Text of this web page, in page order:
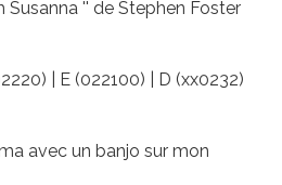
Susanna '' de Stephen Foster
| E (022100) | D (xx0232)
avec un banjo sur mon